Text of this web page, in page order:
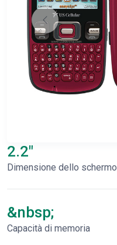
2.2"
Dimensione dello schermo
&nbsp;
Capacità di memoria